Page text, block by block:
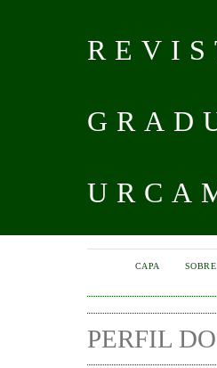
CAPA SOBRE
PERFIL